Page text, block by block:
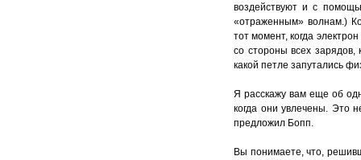
воздействуют и с
«отраженным» волнам.)
тот момент, когда
со стороны всех зарядов,
какой петле запутались
Я расскажу вам еще об
когда они увлечены. Это
предложил Бопп.
Вы понимаете, что,